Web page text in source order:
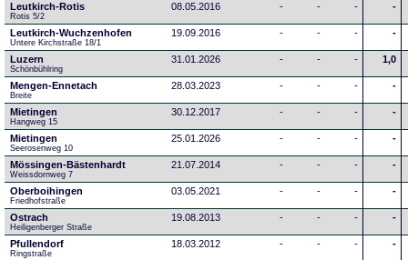
Leutkirch-Rotis
Rotis 5/2
08.05.2016 - - - -
Leutkirch-Wuchzenhofen
Untere Kirchstraße 18/1
19.09.2016 - - - -
Luzern
Schönbühlring
31.01.2026 - - - 1,0
Mengen-Ennetach
Breite
28.03.2023 - - - -
Mietingen
Hangweg 15
30.12.2017 - - - -
Mietingen
Seerosenweg 10
25.01.2026 - - - -
Mössingen-Bästenhardt
Weissdornweg 7
21.07.2014 - - - -
Oberboihingen
Friedhofstraße
03.05.2021 - - - -
Ostrach
Heiligenberger Straße
19.08.2013 - - - -
Pfullendorf
Ringstraße
18.03.2012 - - - -